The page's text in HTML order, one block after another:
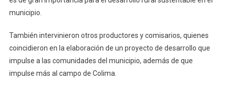
municipio.
También intervinieron otros productores y comisarios, quienes
coincidieron en la elaboración de un proyecto de desarrollo que
impulse a las comunidades del municipio, además de que
impulse más al campo de Colima.